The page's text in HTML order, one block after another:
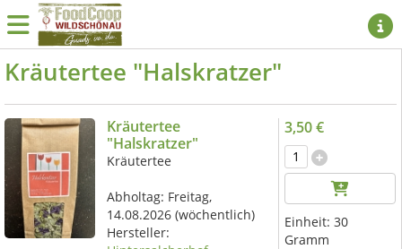
Kräutertee "Halskratzer"
Kräutertee
"Halskratzer"
Kräutertee
Abholtag: Freitag,
14.08.2026(wöchentlich)
Hersteller:
3,50 €
Einheit: 30
Gramm